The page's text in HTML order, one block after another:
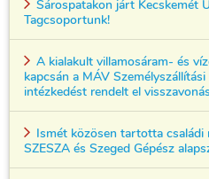
Sárospatakon járt Kecskemét
Tagcsoportunk!
A kialakult villamosáram- és
kapcsán a MÁV
intézkedést rendelt el
Ismét közösen tartotta családi
SZESZA és Szeged Gépész